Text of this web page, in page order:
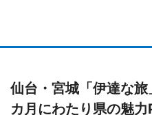
仙台・宮城「伊達な
カ月にわたり県の魅力